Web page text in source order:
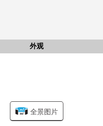
外观
客厅
外观
客厅
客厅
厨房
厨房
厨房
厨房
室内
洗脸
厕所
公共汽车
洗脸
厕所
室内
室内
阳台
风景
室内
收纳
收纳
室内
门口
院子
外观
外观
外观
含有前面道路的外观
外观
含有前面道路的外观
ＯＫ海神南店(约920m)
步行12分钟。
速铁路"东海神"车站(约480m)
步行6分钟。
洋华堂船桥商店(约1000m)
步行13分钟。
桥市立海神小学(约430m)
步行6分钟。
桥市立海神中学(约860m)
步行11分钟。
武缓行线"船桥"车站(约1120m)
步行14分钟。
全景图片